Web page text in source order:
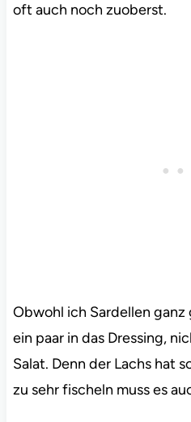
oft auch noch zuoberst.
Obwohl ich Sardellen
ein paar in das Dressing,
Salat. Denn der Lachs hat
zu sehr fischeln muss es